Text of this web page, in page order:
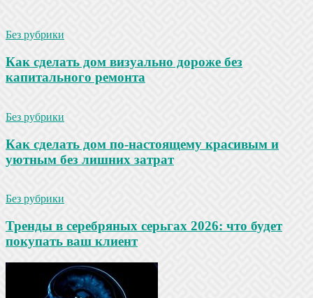
Без рубрики
Как сделать дом визуально дороже без
капитального ремонта
Без рубрики
Как сделать дом по-настоящему красивым и
уютным без лишних затрат
Без рубрики
Тренды в серебряных серьгах 2026: что будет
покупать ваш клиент